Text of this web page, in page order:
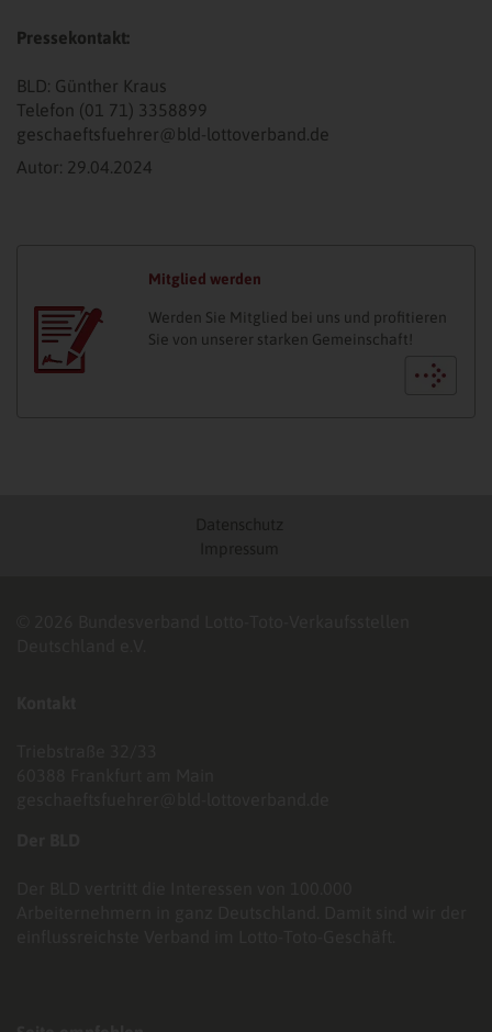
Pressekontakt:
BLD: Günther Kraus
Telefon (01 71) 3358899
geschaeftsfuehrer@bld-lottoverband.de
Autor: 29.04.2024
Mitglied werden
Werden Sie Mitglied bei uns und profitieren
Sie von unserer starken Gemeinschaft!